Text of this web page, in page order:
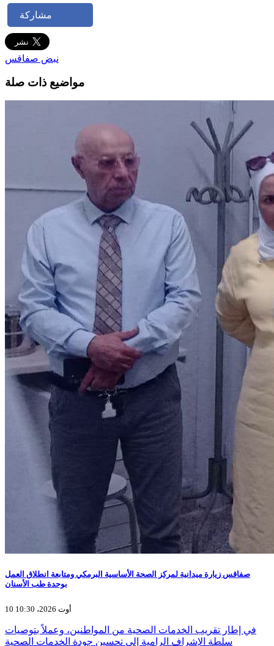
مشاركة
نبض صفاقس
مواضيع ذات صلة
صفاقس زيارة ميدانية لمركز الصحة الأساسية البرمكي ومتابعة انطلاق العمل
بوحدة طب الأسنان
10 أوت 2026، 10:30
في إطار تقريب الخدمات الصحية من المواطنين، وعملاً بتوصيات
سلطة الإشراف الرامية إلى تحسين جودة الخدمات الصحية